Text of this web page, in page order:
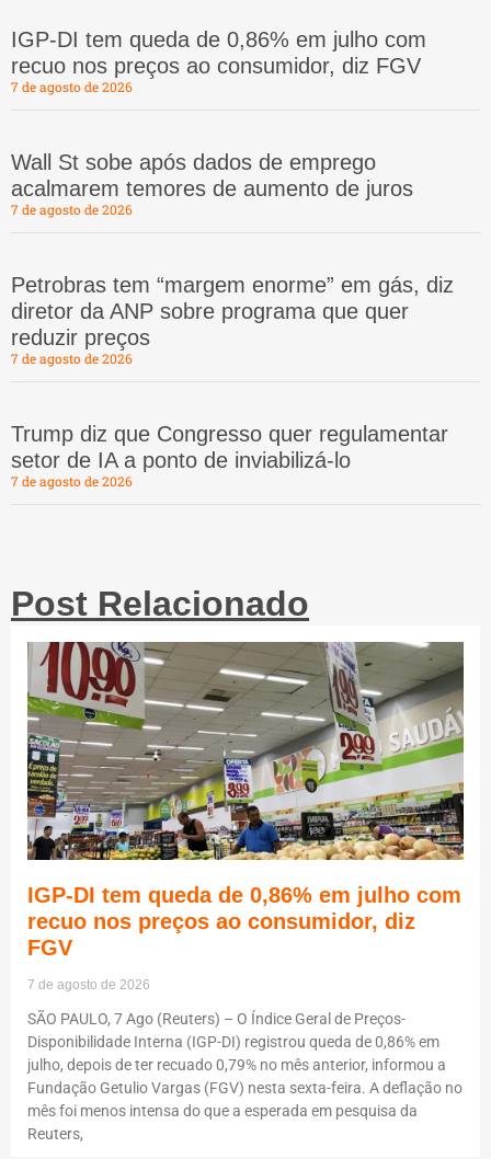
IGP-DI tem queda de 0,86% em julho com
recuo nos preços ao consumidor, diz FGV
7 de agosto de 2026
Wall St sobe após dados de emprego
acalmarem temores de aumento de juros
7 de agosto de 2026
Petrobras tem “margem enorme” em gás, diz
diretor da ANP sobre programa que quer
reduzir preços
7 de agosto de 2026
Trump diz que Congresso quer regulamentar
setor de IA a ponto de inviabilizá-lo
7 de agosto de 2026
Post Relacionado
IGP-DI tem queda de 0,86% em julho com
recuo nos preços ao consumidor, diz
FGV
7 de agosto de 2026
SÃO PAULO, 7 Ago (Reuters) – O Índice Geral de Preços-
Disponibilidade Interna (IGP-DI) registrou queda de 0,86% em
julho, depois de ter recuado 0,79% no mês anterior, informou a
Fundação Getulio Vargas (FGV) nesta sexta-feira. A deflação no
mês foi menos intensa do que a esperada em pesquisa da
Reuters,